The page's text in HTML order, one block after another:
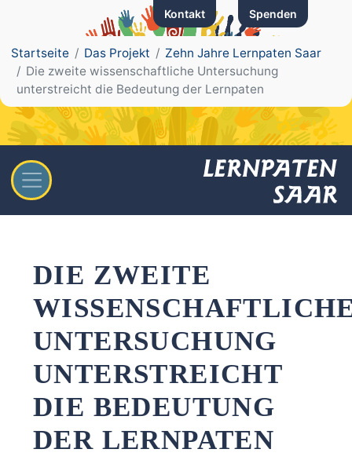
Kontakt Spenden
Startseite Das Projekt
Zehn Jahre Lernpaten Saar
Die zweite wissenschaftliche Untersuchung
unterstreicht die Bedeutung der Lernpaten
DIE ZWEITE
UNTERSUCHUNG
UNTERSTREICHT
DIE BEDEUTUNG
DER LERNPATEN